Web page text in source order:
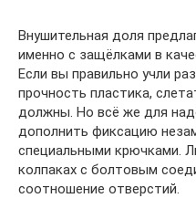
Внушительная доля
именно с защёлками в
Если вы правильно учли
прочность пластика,
должны. Но всё же для
дополнить фиксацию
специальными крючками.
колпаках с болтовым
соотношение отверстий.